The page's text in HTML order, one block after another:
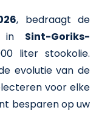
, bedraagt de
Sint-Goriks-
liter stookolie.
evolutie van de
voor elke
besparen op uw